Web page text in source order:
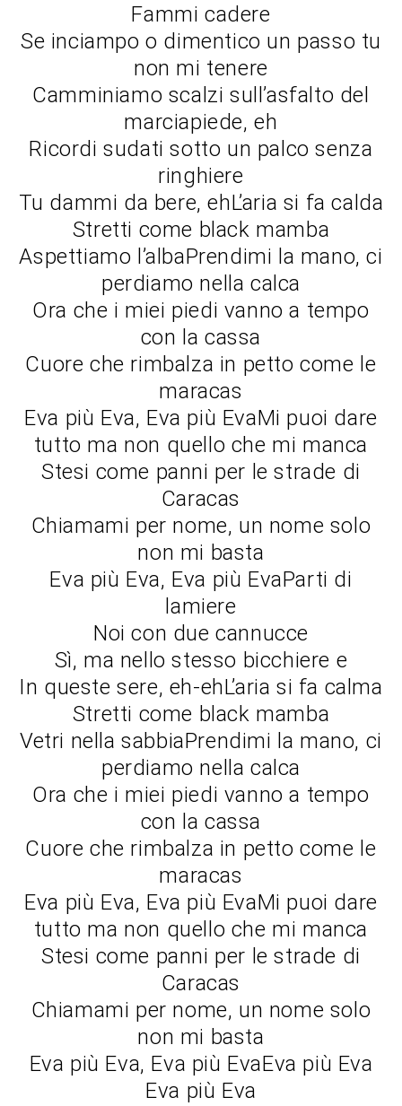
Fammi cadere
Se inciampo o dimentico un passo tu
non mi tenere
Camminiamo scalzi sull’asfalto del
marciapiede, eh
Ricordi sudati sotto un palco senza
ringhiere
Tu dammi da bere, ehL’aria si fa calda
Stretti come black mamba
Aspettiamo l’albaPrendimi la mano, ci
perdiamo nella calca
Ora che i miei piedi vanno a tempo
con la cassa
Cuore che rimbalza in petto come le
maracas
Eva più Eva, Eva più EvaMi puoi dare
tutto ma non quello che mi manca
Stesi come panni per le strade di
Caracas
Chiamami per nome, un nome solo
non mi basta
Eva più Eva, Eva più EvaParti di
lamiere
Noi con due cannucce
Sì, ma nello stesso bicchiere e
In queste sere, eh-ehL’aria si fa calma
Stretti come black mamba
Vetri nella sabbiaPrendimi la mano, ci
perdiamo nella calca
Ora che i miei piedi vanno a tempo
con la cassa
Cuore che rimbalza in petto come le
maracas
Eva più Eva, Eva più EvaMi puoi dare
tutto ma non quello che mi manca
Stesi come panni per le strade di
Caracas
Chiamami per nome, un nome solo
non mi basta
Eva più Eva, Eva più EvaEva più Eva
Eva più Eva